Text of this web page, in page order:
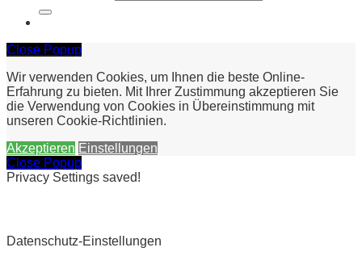
Close Popup
Wir verwenden Cookies, um Ihnen die beste Online-
Erfahrung zu bieten. Mit Ihrer Zustimmung akzeptieren Sie
die Verwendung von Cookies in Übereinstimmung mit
unseren Cookie-Richtlinien.
Akzeptieren Einstellungen
Close Popup
Privacy Settings saved!
Datenschutz-Einstellungen